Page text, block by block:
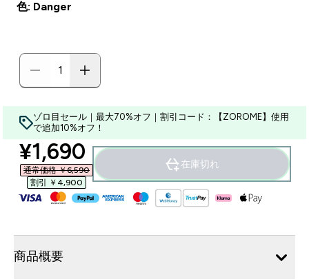
色: Danger
ゾロ目セール｜最大70%オフ｜割引コード：【ZOROME】使用
で追加10%オフ！
discounted price
¥1,690‎
通常価格 ￥6,590‎
割引 ￥4,900‎
在庫切れ
商品概要